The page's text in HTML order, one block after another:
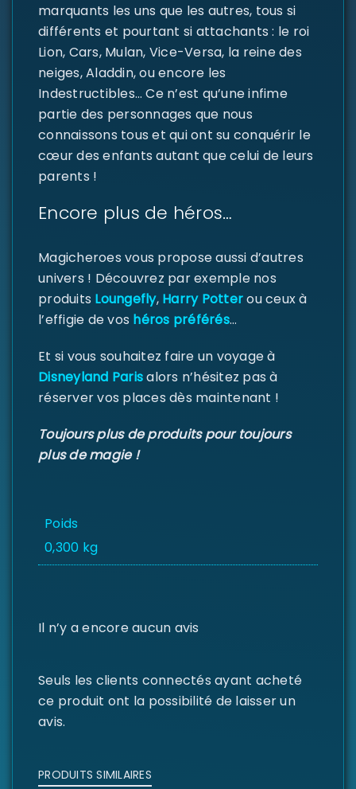
de passe*
Se souvenir de moi
marquants les uns que les autres, tous si
différents et pourtant si attachants : le roi
Lion, Cars, Mulan, Vice-Versa, la reine des
neiges, Aladdin, ou encore les
Indestructibles… Ce n’est qu’une infime
partie des personnages que nous
connaissons tous et qui ont su conquérir le
cœur des enfants autant que celui de leurs
parents !
Encore plus de héros…
Magicheroes vous propose aussi d’autres
univers ! Découvrez par exemple nos
produits Loungefly,Harry Potterou ceux à
l’effigie de vos héros préférés…
Et si vous souhaitez faire un voyage à
Disneyland Parisalors n’hésitez pas à
réserver vos places dès maintenant !
Toujours plus de produits pour toujours
plus de magie !
Poids
0,300 kg
Il n’y a encore aucun avis
Seuls les clients connectés ayant acheté
ce produit ont la possibilité de laisser un
avis.
PRODUITS SIMILAIRES